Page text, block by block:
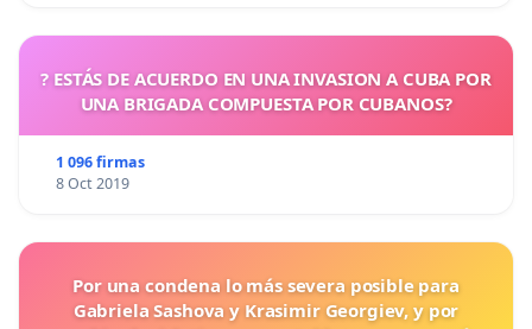
? ESTÁS DE ACUERDO EN UNA INVASION A CUBA POR
UNA BRIGADA COMPUESTA POR CUBANOS?
1 096 firmas
8 Oct 2019
Por una condena lo más severa posible para
Gabriela Sashova y Krasimir Georgiev, y por